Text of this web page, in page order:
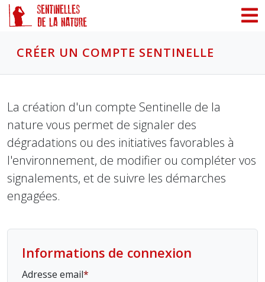
CRÉER UN COMPTE SENTINELLE
La création d'un compte Sentinelle de la
nature vous permet de signaler des
dégradations ou des initiatives favorables à
l'environnement, de modifier ou compléter vos
signalements, et de suivre les démarches
engagées.
Informations de connexion
Adresse email
Panneau de gestion des cookies